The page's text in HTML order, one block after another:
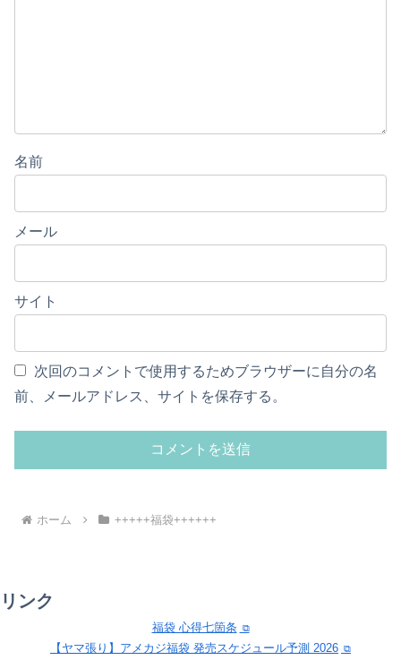
名前
メール
サイト
次回のコメントで使用するためブラウザーに自分の名
前、メールアドレス、サイトを保存する。
ホーム +++++福袋++++++
リンク
福袋 心得七箇条
【ヤマ張り】アメカジ福袋 発売スケジュール予測 2026